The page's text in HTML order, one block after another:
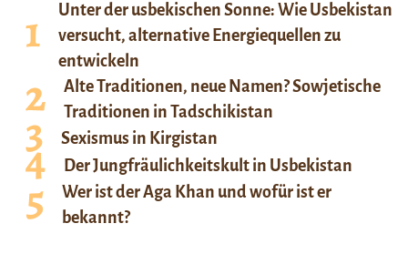
Unter der usbekischen Sonne: Wie Usbekistan
versucht, alternative Energiequellen zu
entwickeln
Alte Traditionen, neue Namen? Sowjetische
Traditionen in Tadschikistan
Sexismus in Kirgistan
Der Jungfräulichkeitskult in Usbekistan
Wer ist der Aga Khan und wofür ist er
bekannt?